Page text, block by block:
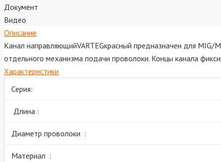
Документ
Видео
Описание
Канал направляющийVARTEGкрасный предназначен для MIG/
отдельного механизма подачи проволоки. Концы канала
Характеристики
Серия:
Длина :
Диаметр проволоки :
Материал :